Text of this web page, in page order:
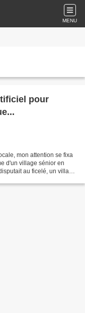
MENU
pour
mon attention se fixa
d'un village sénior en
au ficelé, un village